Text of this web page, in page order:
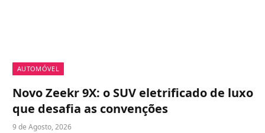
AUTOMÓVEL
Novo Zeekr 9X: o SUV eletrificado de luxo
que desafia as convenções
9 de Agosto, 2026